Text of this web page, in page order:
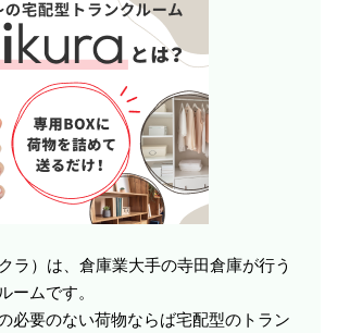
ラ）は、倉庫業大手の寺田倉庫が行う
ームです。
必要のない荷物ならば宅配型のトラン